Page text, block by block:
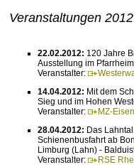
Veranstaltungen 2012
22.02.2012: 120 Jahre
Ausstellung im
Veranstalter:
14.04.2012: Mit dem
Sieg und im Hohen
Veranstalter:
MZ-
28.04.2012: Das
Schienenbusfahrt ab
Limburg (Lahn) -
Veranstalter:
RSE